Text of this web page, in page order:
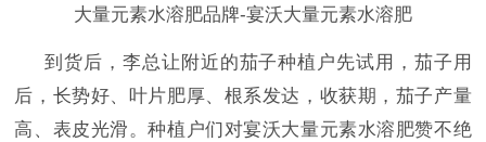
大量元素水溶肥品牌-宴沃大量元素水溶肥
到货后，李总让附近的茄子种植户先试用，茄子用
后，长势好、叶片肥厚、根系发达，收获期，茄子产量
高、表皮光滑。种植户们对宴沃大量元素水溶肥赞不绝